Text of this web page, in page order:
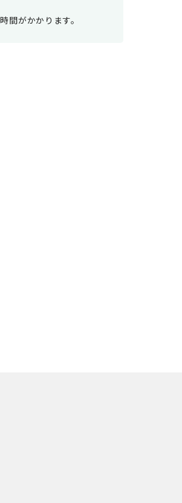
間がかかります。